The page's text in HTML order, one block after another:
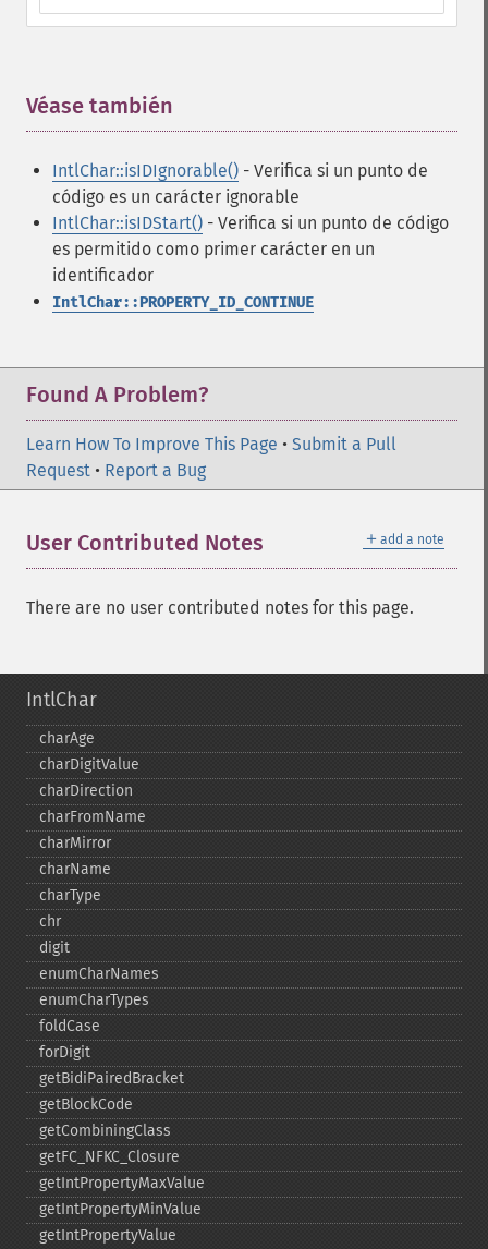
Véase también
IntlChar::isIDIgnorable() - Verifica si un punto de
código es un carácter ignorable
IntlChar::isIDStart() - Verifica si un punto de código
es permitido como primer carácter en un
identificador
IntlChar::PROPERTY_ID_CONTINUE
Found A Problem?
Learn How To Improve This Page • Submit a Pull
Request • Report a Bug
＋ add a note
User Contributed Notes
There are no user contributed notes for this page.
IntlChar
charAge
charDigitValue
charDirection
charFromName
charMirror
charName
charType
chr
digit
enumCharNames
enumCharTypes
foldCase
forDigit
getBidiPairedBracket
getBlockCode
getCombiningClass
getFC_​NFKC_​Closure
getIntPropertyMaxValue
getIntPropertyMinValue
getIntPropertyValue